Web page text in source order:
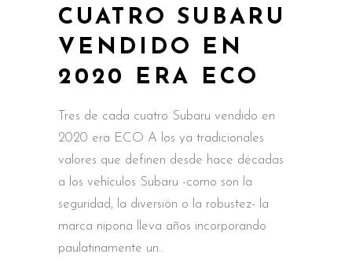
CUATRO SUBARU
VENDIDO EN
2020 ERA ECO
Tres de cada cuatro Subaru vendido en
2020 era ECO A los ya tradicionales
valores que definen desde hace décadas
a los vehículos Subaru -como son la
seguridad, la diversión o la robustez- la
marca nipona lleva años incorporando
paulatinamente un